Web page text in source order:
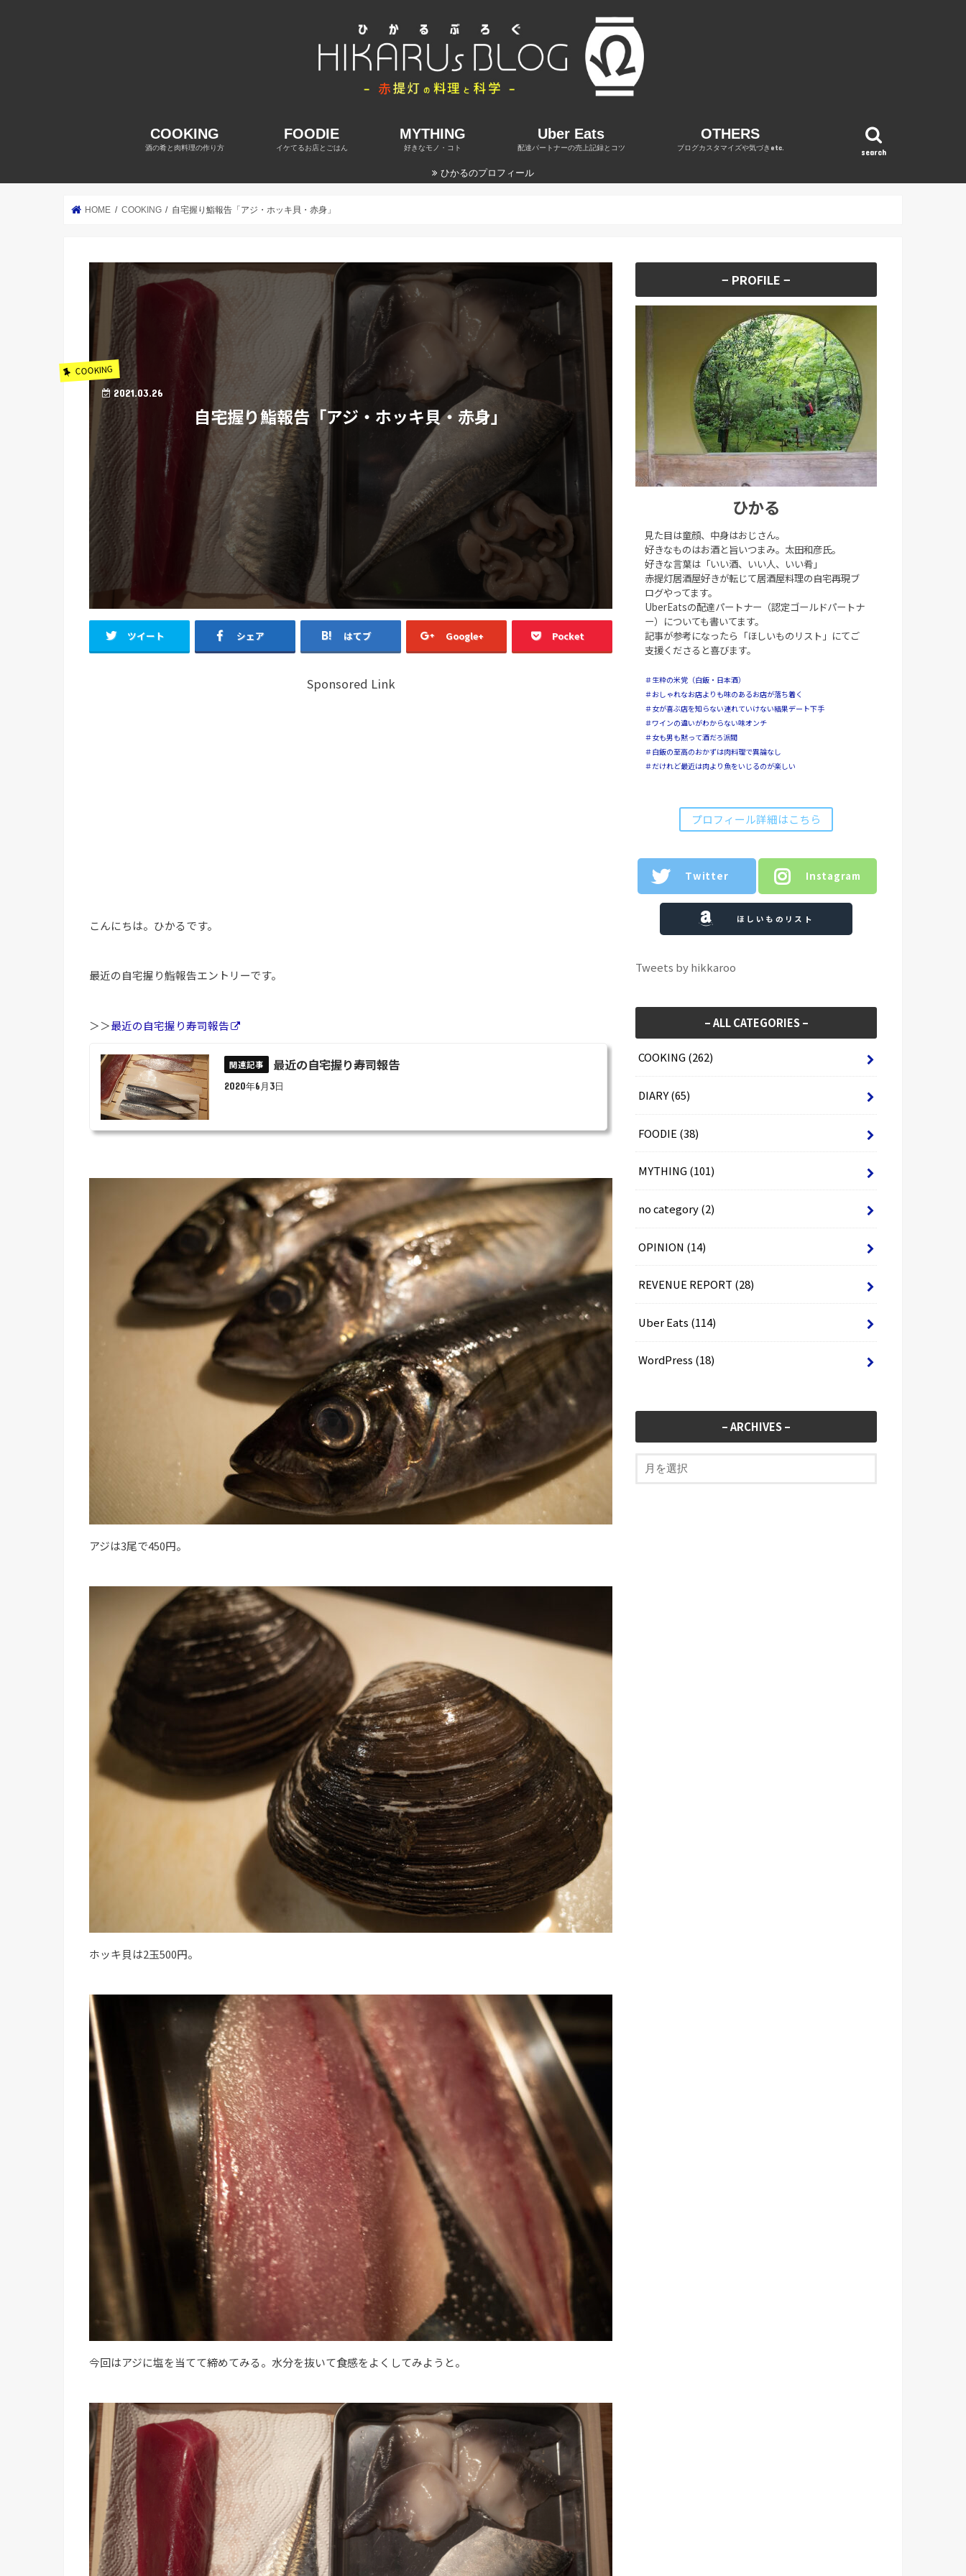
search
COOKING
酒の肴と肉料理の作り方
FOODIE
イケてるお店とごはん
MYTHING
好きなモノ・コト
Uber Eats
配達パートナーの売上記録とコツ
OTHERS
ブログカスタマイズや気づきetc.
ひかるのプロフィール
HOME COOKING 自宅握り鮨報告「アジ・ホッキ貝・赤身」
COOKING
2021.03.26
自宅握り鮨報告「アジ・ホッキ貝・赤身」
ツイート シェア はてブ Google+ Pocket
Sponsored Link
こんにちは。ひかるです。
最近の自宅握り鮨報告エントリーです。
＞＞最近の自宅握り寿司報告
最近の自宅握り寿司報告
2020年6月3日
アジは3尾で450円。
ホッキ貝は2玉500円。
今回はアジに塩を当てて締めてみる。水分を抜いて食感をよくしてみようと。
− PROFILE −
ひかる
見た目は童顔、中身はおじさん。
好きなものはお酒と旨いつまみ。太田和彦氏。
好きな言葉は「いい酒、いい人、いい肴」
赤提灯居酒屋好きが転じて居酒屋料理の自宅再現ブ
ログやってます。
UberEatsの配達パートナー（認定ゴールドパートナ
ー）についても書いてます。
記事が参考になったら「ほしいものリスト」にてご
支援くださると喜びます。
＃生粋の米党（白飯・日本酒）
＃おしゃれなお店よりも味のあるお店が落ち着く
＃女が喜ぶ店を知らない連れていけない結果デート下手
＃ワインの違いがわからない味オンチ
＃女も男も黙って酒だろ派閥
＃白飯の至高のおかずは肉料理で異論なし
＃だけれど最近は肉より魚をいじるのが楽しい
プロフィール詳細はこちら
Twitter Instagram
ほしいものリスト
Tweets by hikkaroo
– ALL CATEGORIES –
COOKING(262)
DIARY(65)
FOODIE (38)
MYTHING(101)
no category(2)
OPINION (14)
REVENUE REPORT (28)
Uber Eats (114)
WordPress (18)
– ARCHIVES –